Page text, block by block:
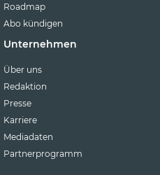
Roadmap
Abo kündigen
Unternehmen
Über uns
Redaktion
Presse
Karriere
Mediadaten
Partnerprogramm